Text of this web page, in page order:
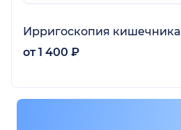
Ирригоскопия кишечника
от 1 400 ₽